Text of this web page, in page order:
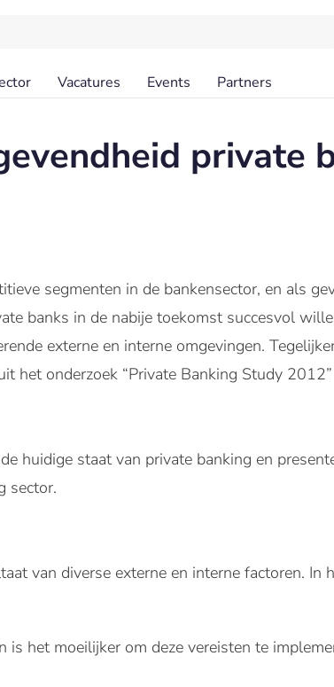
Vacatures Events Partners
private
segmenten in de bankensector, en als
banks in de nabije toekomst succesvol
externe en interne omgevingen.
het onderzoek “Private Banking Study
de huidige staat van private banking en
sector.
van diverse externe en interne factoren. In
is het moeilijker om deze vereisten te